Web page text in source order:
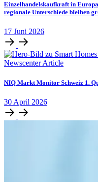
Einzelhandelskaufkraft in
regionale Unterschiede bleiben
17 Juni 2026
Newscenter Article
NIQ Markt Monitor Schweiz 1.
30 April 2026